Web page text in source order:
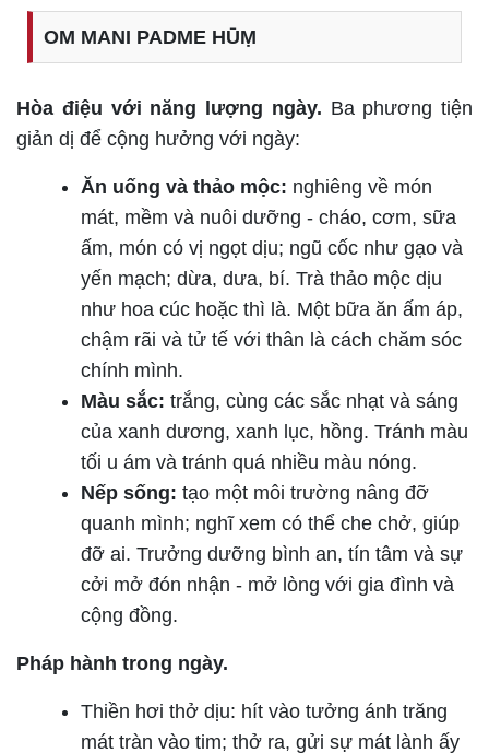
OM MANI PADME HŪṂ
Hòa điệu với năng lượng ngày. Ba phương tiện
giản dị để cộng hưởng với ngày:
Ăn uống và thảo mộc: nghiêng về món
mát, mềm và nuôi dưỡng - cháo, cơm, sữa
ấm, món có vị ngọt dịu; ngũ cốc như gạo và
yến mạch; dừa, dưa, bí. Trà thảo mộc dịu
như hoa cúc hoặc thì là. Một bữa ăn ấm áp,
chậm rãi và tử tế với thân là cách chăm sóc
chính mình.
Màu sắc: trắng, cùng các sắc nhạt và sáng
của xanh dương, xanh lục, hồng. Tránh màu
tối u ám và tránh quá nhiều màu nóng.
Nếp sống: tạo một môi trường nâng đỡ
quanh mình; nghĩ xem có thể che chở, giúp
đỡ ai. Trưởng dưỡng bình an, tín tâm và sự
cởi mở đón nhận - mở lòng với gia đình và
cộng đồng.
Pháp hành trong ngày.
Thiền hơi thở dịu: hít vào tưởng ánh trăng
mát tràn vào tim; thở ra, gửi sự mát lành ấy